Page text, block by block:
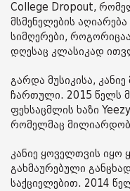
College Dropout,
მსმენელების
სიმღერები,
დღესაც კლასიკად
გარდა მუსიკისა,
ჩართული. 2015 წელს
ფეხსაცმლის ხაზი
რომელმაც
კანიე ყოველთვის იყო
გახმაურებული
საქციელებით. 2014